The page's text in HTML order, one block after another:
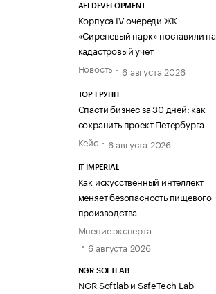
AFI DEVELOPMENT
Корпуса IV очереди ЖК
«Сиреневый парк» поставили на
кадастровый учет
Новость
6 августа 2026
ТОР ГРУПП
Спасти бизнес за 30 дней: как
сохранить проект Петербурга
Кейс
6 августа 2026
IT IMPERIAL
Как искусственный интеллект
меняет безопасность пищевого
производства
Мнение эксперта
6 августа 2026
NGR SOFTLAB
NGR Softlab и SafeTech Lab